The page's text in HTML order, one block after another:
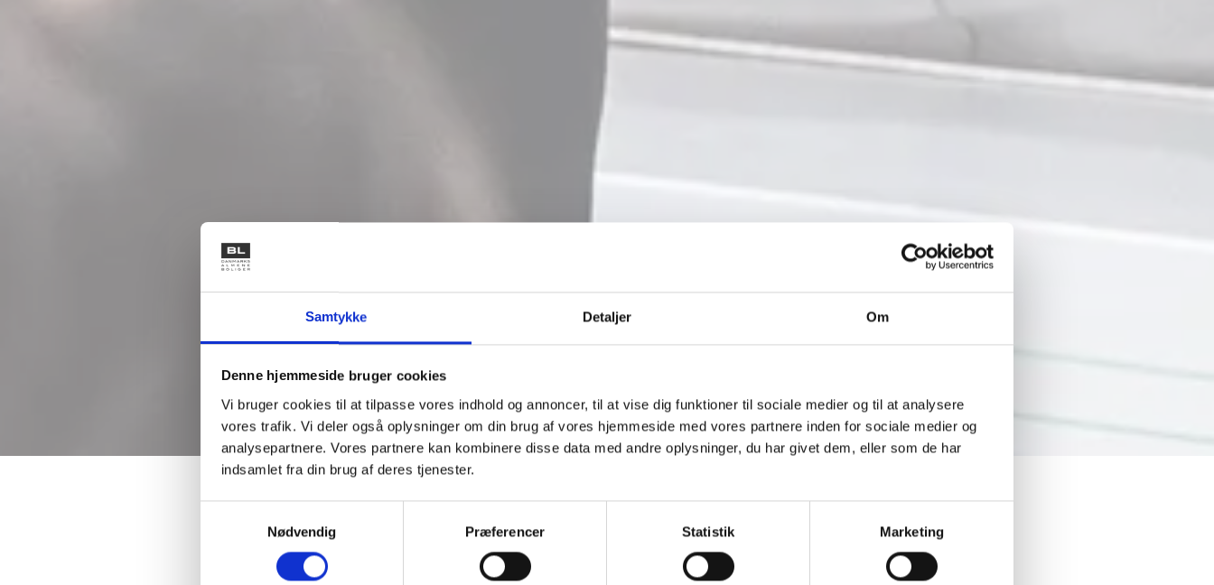
Samtykke Detaljer Om
Denne hjemmeside bruger cookies
Vi bruger cookies til at tilpasse vores indhold og annoncer, til at vise dig funktioner til sociale medier og til at analysere
vores trafik. Vi deler også oplysninger om din brug af vores hjemmeside med vores partnere inden for sociale medier og
analysepartnere. Vores partnere kan kombinere disse data med andre oplysninger, du har givet dem, eller som de har
indsamlet fra din brug af deres tjenester.
Nødvendig
Præferencer Statistik Marketing
Unge, der bryder den sociale uddannelsesarv i den almene
sektor, vælger oftere SOSU-uddannelser og videregående
STEM-uddannelser i sammenligning med mønsterbryderne i